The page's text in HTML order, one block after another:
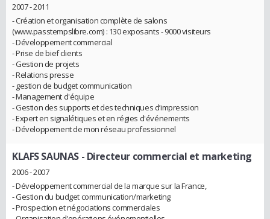
2007 - 2011
- Création et organisation complète de salons
(www.passtempslibre.com) : 130 exposants - 9000 visiteurs
- Développement commercial
- Prise de bief clients
- Gestion de projets
- Relations presse
- gestion de budget communication
- Management d'équipe
- Gestion des supports et des techniques d’impression
- Expert en signalétiques et en régies d'événements
- Développement de mon réseau professionnel
KLAFS SAUNAS- Directeur commercial et marketing
2006 - 2007
- Développement commercial de la marque sur la France,
- Gestion du budget communication/marketing
- Prospection et négociations commerciales